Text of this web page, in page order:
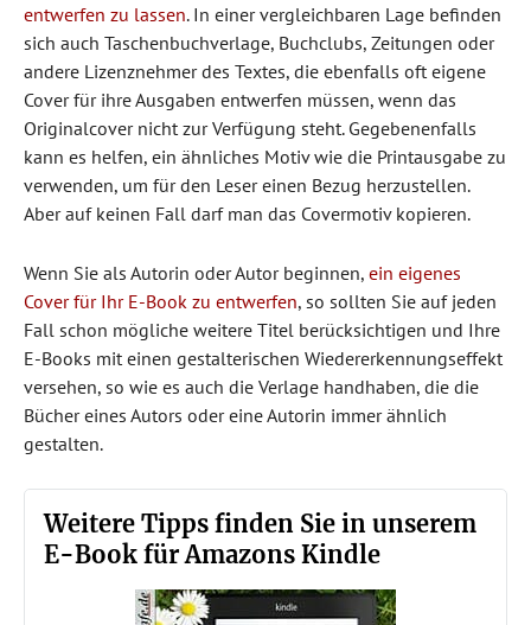
entwerfen zu lassen. In einer vergleichbaren Lage befinden
sich auch Taschenbuchverlage, Buchclubs, Zeitungen oder
andere Lizenznehmer des Textes, die ebenfalls oft eigene
Cover für ihre Ausgaben entwerfen müssen, wenn das
Originalcover nicht zur Verfügung steht. Gegebenenfalls
kann es helfen, ein ähnliches Motiv wie die Printausgabe zu
verwenden, um für den Leser einen Bezug herzustellen.
Aber auf keinen Fall darf man das Covermotiv kopieren.
Wenn Sie als Autorin oder Autor beginnen, ein eigenes
Cover für Ihr E-Book zu entwerfen, so sollten Sie auf jeden
Fall schon mögliche weitere Titel berücksichtigen und Ihre
E-Books mit einen gestalterischen Wiedererkennungseffekt
versehen, so wie es auch die Verlage handhaben, die die
Bücher eines Autors oder eine Autorin immer ähnlich
gestalten.
Weitere Tipps finden Sie in unserem
E-Book für Amazons Kindle